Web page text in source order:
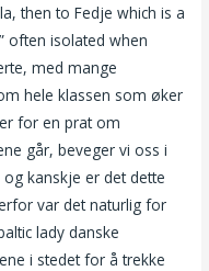
then to Fedje which is a
often isolated when
med mange
hele klassen som øker
for en prat om
går, beveger vi oss i
kanskje er det dette
var det naturlig for
lady danske
i stedet for å trekke